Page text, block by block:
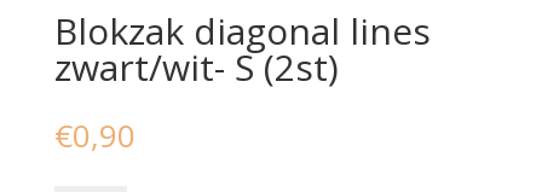
Blokzak diagonal lines
zwart/wit- S (2st)
€0,90